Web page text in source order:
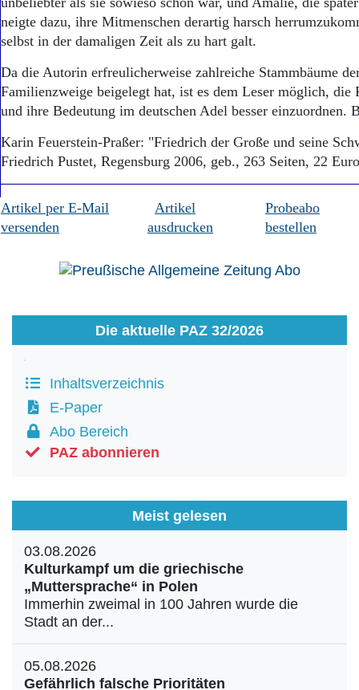
neigte dazu, ihre Mitmenschen derartig harsch
selbst in der damaligen Zeit als zu hart galt.
Da die Autorin erfreulicherweise zahlreiche Stammbäume
Familienzweige beigelegt hat, ist es dem Leser möglich, die
und ihre Bedeutung im deutschen Adel besser einzuordnen.
Karin Feuerstein-Praßer: "Friedrich der Große und seine
Friedrich Pustet, Regensburg 2006, geb., 263 Seiten, 22
Artikel per E-Mail
versenden
Artikel
ausdrucken
Probeabo
bestellen
Die aktuelle PAZ 32/2026
Inhaltsverzeichnis
E-Paper
Abo Bereich
PAZ abonnieren
Meist gelesen
03.08.2026
Kulturkampf um die griechische
„Muttersprache“ in Polen
Immerhin zweimal in 100 Jahren wurde die
Stadt an der...
05.08.2026
Gefährlich falsche Prioritäten